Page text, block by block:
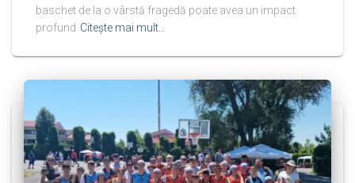
baschet de la o vârstă fragedă poate avea un impact
profund Citește mai mult…